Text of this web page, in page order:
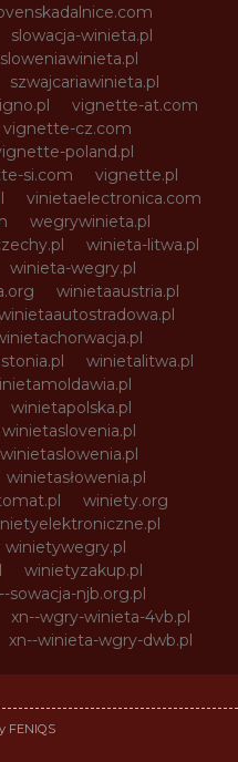
slowacja-winieta.pl
sloweniawinieta.pl
szwajcariawinieta.pl
vignette-at.com
vignette-cz.com
poland.pl
si.com
vignette.pl
vinietaelectronica.com
wegrywinieta.pl
winieta-litwa.pl
winieta-wegry.pl
winietaaustria.pl
winietalitwa.pl
winietapolska.pl
winietaslovenia.pl
winietaslowenia.pl
winietasłowenia.pl
winiety.org
winietywegry.pl
winietyzakup.pl
sowacja-njb.org.pl
xn--wgry-winieta-4vb.pl
xn--winieta-wgry-dwb.pl
FENIQS